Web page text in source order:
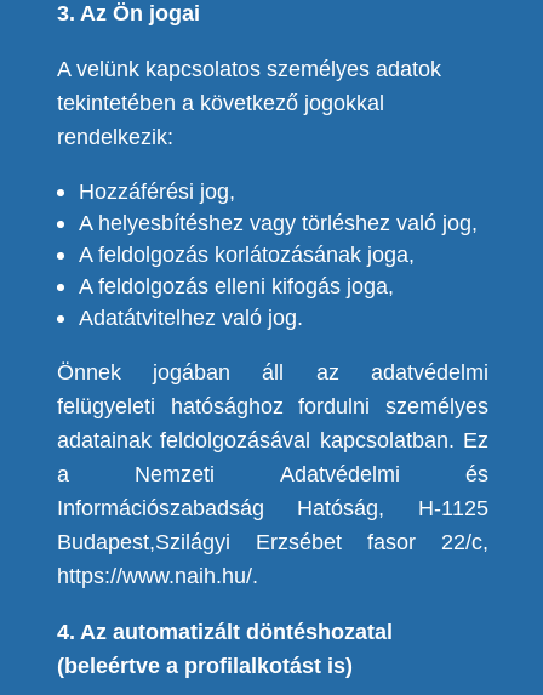
3. Az Ön jogai
A velünk kapcsolatos személyes adatok
tekintetében a következő jogokkal
rendelkezik:
Hozzáférési jog,
A helyesbítéshez vagy törléshez való jog,
A feldolgozás korlátozásának joga,
A feldolgozás elleni kifogás joga,
Adatátvitelhez való jog.
Önnek jogában áll az adatvédelmi
felügyeleti hatósághoz fordulni személyes
adatainak feldolgozásával kapcsolatban. Ez
a Nemzeti Adatvédelmi és
Információszabadság Hatóság, H-1125
Budapest,Szilágyi Erzsébet fasor 22/c,
https://www.naih.hu/.
4. Az automatizált döntéshozatal
(beleértve a profilalkotást is)